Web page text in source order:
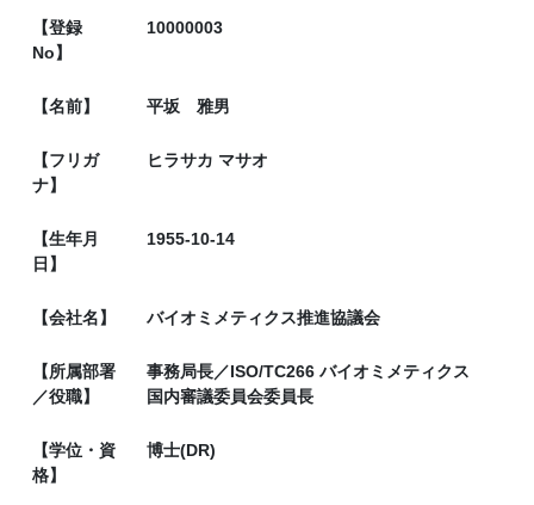
【登録
No】
10000003
【名前】 平坂 雅男
【フリガ
ナ】
ヒラサカ マサオ
【生年月
日】
1955-10-14
【会社名】 バイオミメティクス推進協議会
【所属部署
／役職】
事務局長／ISO/TC266 バイオミメティクス
国内審議委員会委員長
【学位・資
格】
博士(DR)